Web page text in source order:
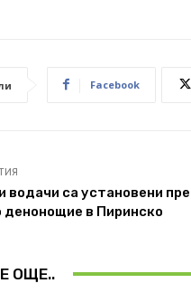
Facebook
водачи са установени
денонощие в Пиринско
ОЩЕ..